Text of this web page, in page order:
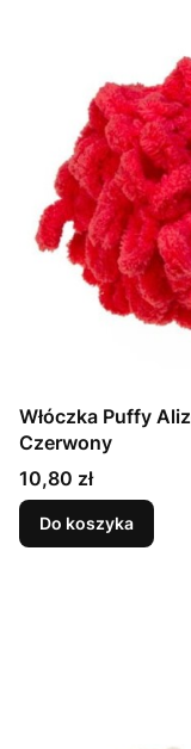
Włóczka Puffy
Czerwony
Cena
10,80 zł
Do koszyka